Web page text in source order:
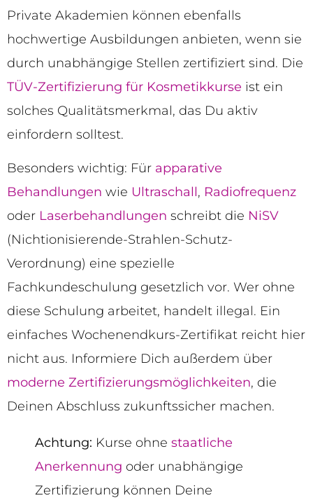
Private Akademien können ebenfalls
hochwertige Ausbildungen anbieten, wenn sie
durch unabhängige Stellen zertifiziert sind. Die
TÜV-Zertifizierung für Kosmetikkurse ist ein
solches Qualitätsmerkmal, das Du aktiv
einfordern solltest.
Besonders wichtig: Für apparative
Behandlungen wie Ultraschall, Radiofrequenz
oder Laserbehandlungen schreibt die NiSV
(Nichtionisierende-Strahlen-Schutz-
Verordnung) eine spezielle
Fachkundeschulung gesetzlich vor. Wer ohne
diese Schulung arbeitet, handelt illegal. Ein
einfaches Wochenendkurs-Zertifikat reicht hier
nicht aus. Informiere Dich außerdem über
moderne Zertifizierungsmöglichkeiten, die
Deinen Abschluss zukunftssicher machen.
Achtung: Kurse ohne staatliche
Anerkennung oder unabhängige
Zertifizierung können Deine